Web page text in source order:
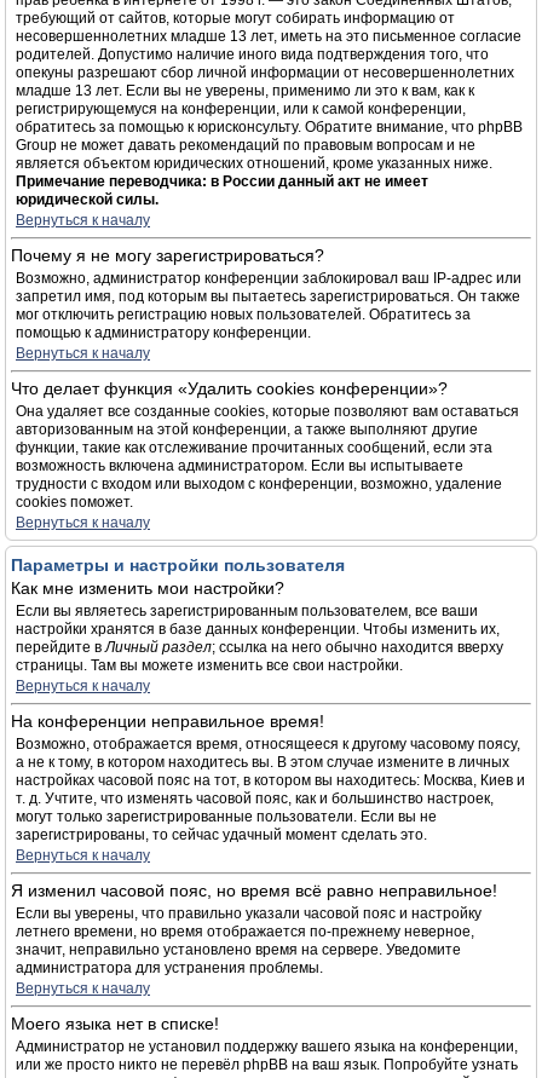
требующий от сайтов, которые могут собирать информацию от
несовершеннолетних младше 13 лет, иметь на это письменное согласие
родителей. Допустимо наличие иного вида подтверждения того, что
опекуны разрешают сбор личной информации от несовершеннолетних
младше 13 лет. Если вы не уверены, применимо ли это к вам, как к
регистрирующемуся на конференции, или к самой конференции,
обратитесь за помощью к юрисконсульту. Обратите внимание, что phpBB
Group не может давать рекомендаций по правовым вопросам и не
является объектом юридических отношений, кроме указанных ниже.
Примечание переводчика: в России данный акт не имеет
юридической силы.
Вернуться к началу
Почему я не могу зарегистрироваться?
Возможно, администратор конференции заблокировал ваш IP-адрес или
запретил имя, под которым вы пытаетесь зарегистрироваться. Он также
мог отключить регистрацию новых пользователей. Обратитесь за
помощью к администратору конференции.
Вернуться к началу
Что делает функция «Удалить cookies конференции»?
Она удаляет все созданные cookies, которые позволяют вам оставаться
авторизованным на этой конференции, а также выполняют другие
функции, такие как отслеживание прочитанных сообщений, если эта
возможность включена администратором. Если вы испытываете
трудности с входом или выходом с конференции, возможно, удаление
cookies поможет.
Вернуться к началу
Параметры и настройки пользователя
Как мне изменить мои настройки?
Если вы являетесь зарегистрированным пользователем, все ваши
настройки хранятся в базе данных конференции. Чтобы изменить их,
перейдите вЛичный раздел; ссылка на него обычно находится вверху
страницы. Там вы можете изменить все свои настройки.
Вернуться к началу
На конференции неправильное время!
Возможно, отображается время, относящееся к другому часовому поясу,
а не к тому, в котором находитесь вы. В этом случае измените в личных
настройках часовой пояс на тот, в котором вы находитесь: Москва, Киев и
т. д. Учтите, что изменять часовой пояс, как и большинство настроек,
могут только зарегистрированные пользователи. Если вы не
зарегистрированы, то сейчас удачный момент сделать это.
Вернуться к началу
Я изменил часовой пояс, но время всё равно неправильное!
Если вы уверены, что правильно указали часовой пояс и настройку
летнего времени, но время отображается по-прежнему неверное,
значит, неправильно установлено время на сервере. Уведомите
администратора для устранения проблемы.
Вернуться к началу
Моего языка нет в списке!
Администратор не установил поддержку вашего языка на конференции,
или же просто никто не перевёл phpBB на ваш язык. Попробуйте узнать